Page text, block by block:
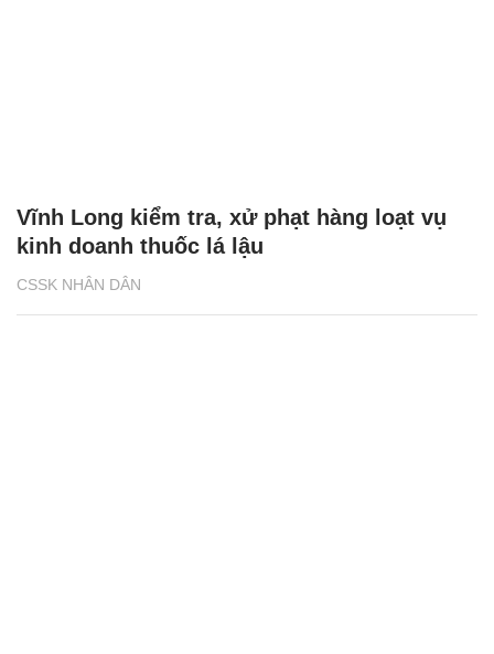
CSSK NHÂN DÂN
Vĩnh Long kiểm tra, xử phạt hàng loạt vụ
kinh doanh thuốc lá lậu